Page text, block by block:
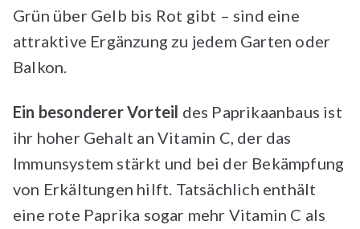
Grün über Gelb bis Rot gibt – sind eine
attraktive Ergänzung zu jedem Garten oder
Balkon.
Ein besonderer Vorteil des Paprikaanbaus ist
ihr hoher Gehalt an Vitamin C, der das
Immunsystem stärkt und bei der Bekämpfung
von Erkältungen hilft. Tatsächlich enthält
eine rote Paprika sogar mehr Vitamin C als